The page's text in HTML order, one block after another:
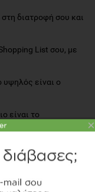
διατροφή σου και
List σου, με
υψηλός είναι ο
είναι το
×